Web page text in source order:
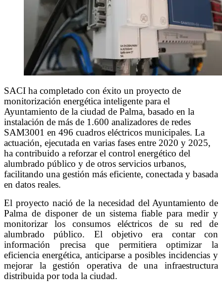
SACI ha completado con éxito un proyecto de
monitorización energética inteligente para el
Ayuntamiento de la ciudad de Palma, basado en la
instalación de más de 1.600 analizadores de redes
SAM3001 en 496 cuadros eléctricos municipales. La
actuación, ejecutada en varias fases entre 2020 y 2025,
ha contribuido a reforzar el control energético del
alumbrado público y de otros servicios urbanos,
facilitando una gestión más eficiente, conectada y basada
en datos reales.
El proyecto nació de la necesidad del Ayuntamiento de
Palma de disponer de un sistema fiable para medir y
monitorizar los consumos eléctricos de su red de
alumbrado público. El objetivo era contar con
información precisa que permitiera optimizar la
eficiencia energética, anticiparse a posibles incidencias y
mejorar la gestión operativa de una infraestructura
distribuida por toda la ciudad.